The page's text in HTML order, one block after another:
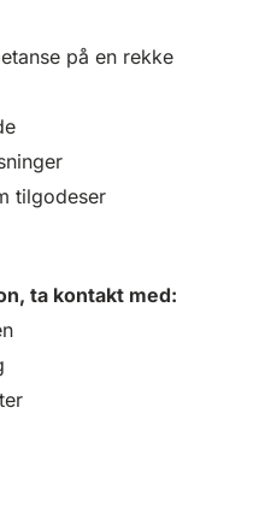
på en rekke
tilgodeser
ta kontakt med: